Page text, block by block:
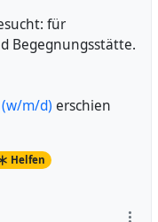
für
Begegnungsstätte.
m/d) erschien
Helfen